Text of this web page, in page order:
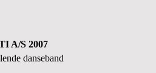
A/S 2007
danseband